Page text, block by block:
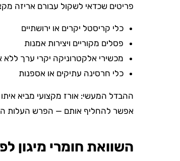
פריטים שכדאי לשקול עבורם אריזה
כלי קריסטל יקרים או ירושתיים
פסלים מקוריים ויצירות אמנות
מכשירי אלקטרוניקה יקרי ערך ללא
כלי חרסינה עתיקים או אספנות
ההבדל המעשי: אורז מקצועי מביא איתו
אפשר להחליף אותם — הפרש העלות
השוואת חומרי מיגון